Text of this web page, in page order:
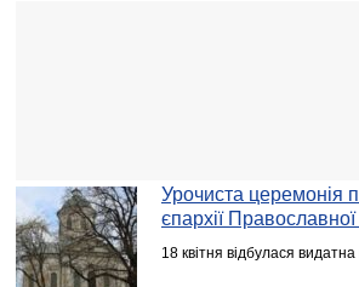
Урочиста церемонія
єпархії
18 квітня відбулася